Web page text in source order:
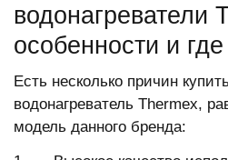
водонагреватели
особенности и где
Есть несколько причин
водонагреватель Thermex,
модель данного бренда: